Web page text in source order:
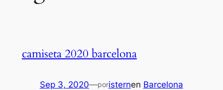
camiseta 2020 barcelona
Sep 3, 2020—poristernen Barcelona